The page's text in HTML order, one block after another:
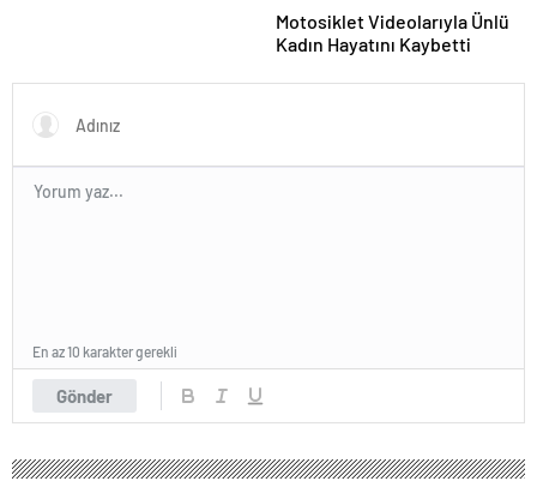
Motosiklet Videolarıyla Ünlü
Kadın Hayatını Kaybetti
Gönder
En az 10 karakter gerekli